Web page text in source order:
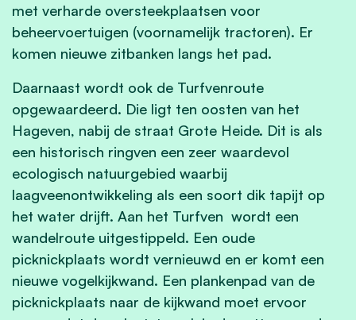
met verharde oversteekplaatsen voor
beheervoertuigen (voornamelijk tractoren). Er
komen nieuwe zitbanken langs het pad.
Daarnaast wordt ook de Turfvenroute
opgewaardeerd. Die ligt ten oosten van het
Hageven, nabij de straat Grote Heide. Dit is als
een historisch ringven een zeer waardevol
ecologisch natuurgebied waarbij
laagveenontwikkeling als een soort dik tapijt op
het water drijft. Aan het Turfven wordt een
wandelroute uitgestippeld. Een oude
picknickplaats wordt vernieuwd en er komt een
nieuwe vogelkijkwand. Een plankenpad van de
picknickplaats naar de kijkwand moet ervoor